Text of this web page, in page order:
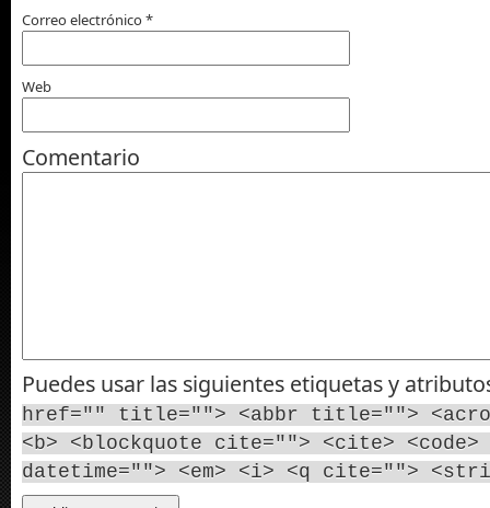
Correo electrónico*
Web
Comentario
Puedes usar las siguientes etiquetas y
href="" title=""> <abbr title="">
<b> <blockquote cite=""> <cite> <code>
datetime=""> <em> <i> <q cite="">